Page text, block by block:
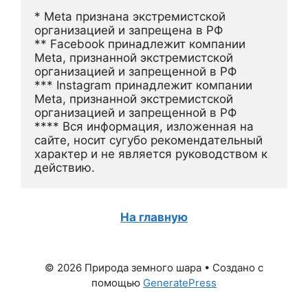
* Meta признана экстремистской
организацией и запрещена в РФ
** Facebook принадлежит компании
Meta, признанной экстремистской
организацией и запрещенной в РФ
*** Instagram принадлежит компании
Meta, признанной экстремистской
организацией и запрещенной в РФ
**** Вся информация, изложенная на
сайте, носит сугубо рекомендательный
характер и не является руководством к
действию.
На главную
© 2026 Природа земного шара • Создано с
помощью GeneratePress